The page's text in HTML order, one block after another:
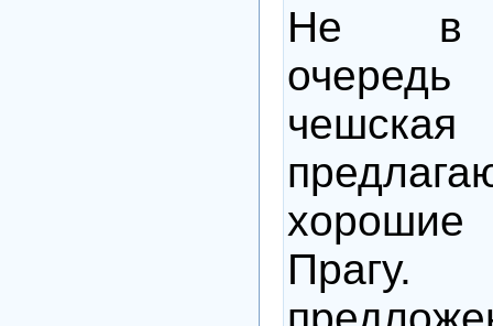
Не в
чешская